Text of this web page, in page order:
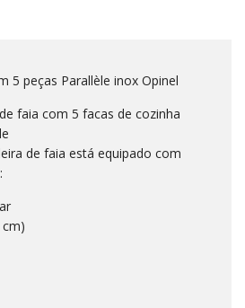
5 peças Parallèle inox Opinel
faia com 5 facas de cozinha
de faia está equipado com